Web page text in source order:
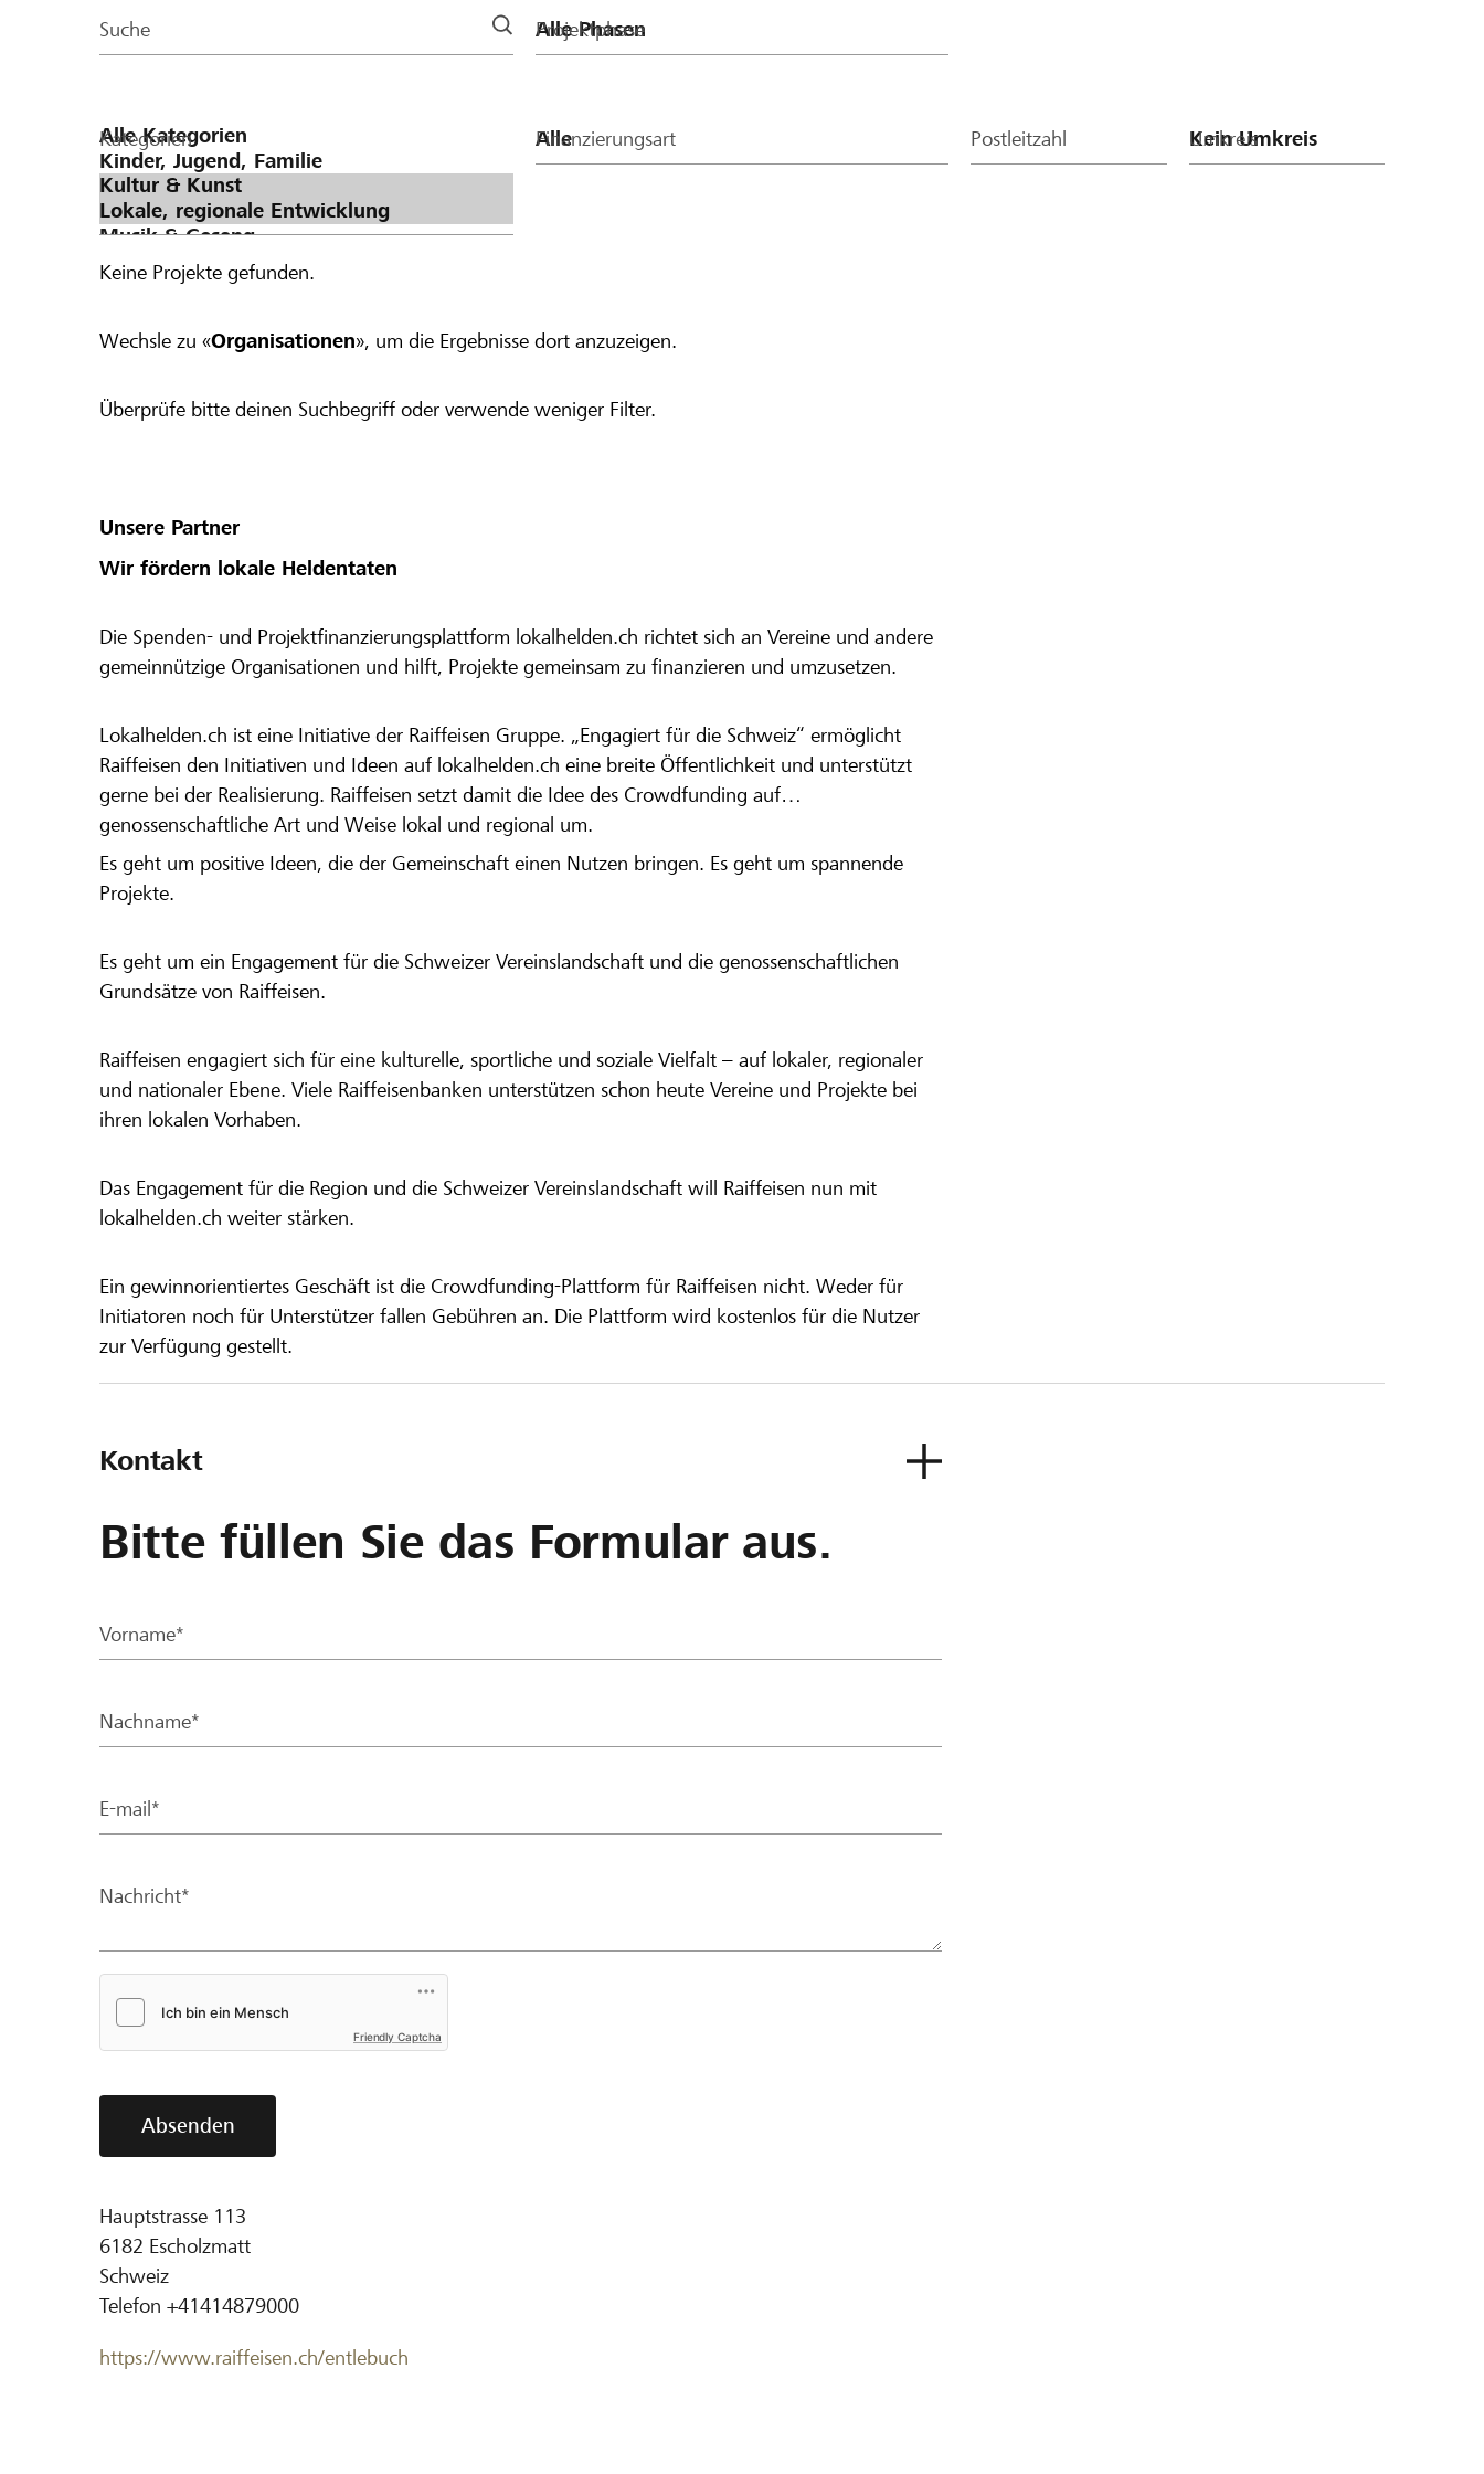
Suche Projektphase
Kategorien Finanzierungsart Postleitzahl Umkreis
Keine Projekte gefunden.
Wechsle zu «Organisationen», um die Ergebnisse dort anzuzeigen.
Überprüfe bitte deinen Suchbegriff oder verwende weniger Filter.
Unsere Partner
Wir fördern lokale Heldentaten
Die Spenden- und Projektfinanzierungsplattform lokalhelden.ch richtet sich an Vereine und andere
gemeinnützige Organisationen und hilft, Projekte gemeinsam zu finanzieren und umzusetzen.
Lokalhelden.ch ist eine Initiative der Raiffeisen Gruppe. „Engagiert für die Schweiz“ ermöglicht
Raiffeisen den Initiativen und Ideen auf lokalhelden.ch eine breite Öffentlichkeit und unterstützt
gerne bei der Realisierung. Raiffeisen setzt damit die Idee des Crowdfunding auf
genossenschaftliche Art und Weise lokal und regional um.
Es geht um positive Ideen, die der Gemeinschaft einen Nutzen bringen. Es geht um spannende
Projekte.
Es geht um ein Engagement für die Schweizer Vereinslandschaft und die genossenschaftlichen
Grundsätze von Raiffeisen.
Raiffeisen engagiert sich für eine kulturelle, sportliche und soziale Vielfalt – auf lokaler, regionaler
und nationaler Ebene. Viele Raiffeisenbanken unterstützen schon heute Vereine und Projekte bei
ihren lokalen Vorhaben.
Das Engagement für die Region und die Schweizer Vereinslandschaft will Raiffeisen nun mit
lokalhelden.ch weiter stärken.
Ein gewinnorientiertes Geschäft ist die Crowdfunding-Plattform für Raiffeisen nicht. Weder für
Initiatoren noch für Unterstützer fallen Gebühren an. Die Plattform wird kostenlos für die Nutzer
zur Verfügung gestellt.
Kontakt
Bitte füllen Sie das Formular aus.
Vorname*
Nachname*
E-mail*
Nachricht*
Friendly Captcha
Absenden
Hauptstrasse 113
6182 Escholzmatt
Schweiz
Telefon +41414879000
https://www.raiffeisen.ch/entlebuch